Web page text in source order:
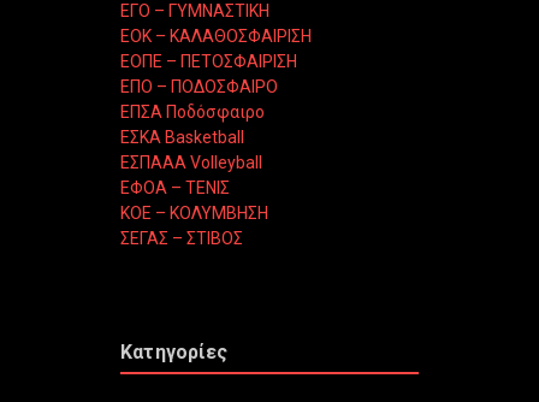
ΕΓΟ – ΓΥΜΝΑΣΤΙΚΗ
ΕΟΚ – ΚΑΛΑΘΟΣΦΑΙΡΙΣΗ
ΕΟΠΕ – ΠΕΤΟΣΦΑΙΡΙΣΗ
ΕΠΟ – ΠΟΔΟΣΦΑΙΡΟ
ΕΠΣΑ Ποδόσφαιρο
ΕΣΚΑ Basketball
ΕΣΠΑΑΑ Volleyball
ΕΦΟΑ – ΤΕΝΙΣ
ΚΟΕ – ΚΟΛΥΜΒΗΣΗ
ΣΕΓΑΣ – ΣΤΙΒΟΣ
Κατηγορίες